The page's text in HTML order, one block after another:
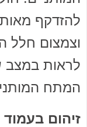
להזדקף
וצמצום חלל
לראות במצב
המתח
זיהום